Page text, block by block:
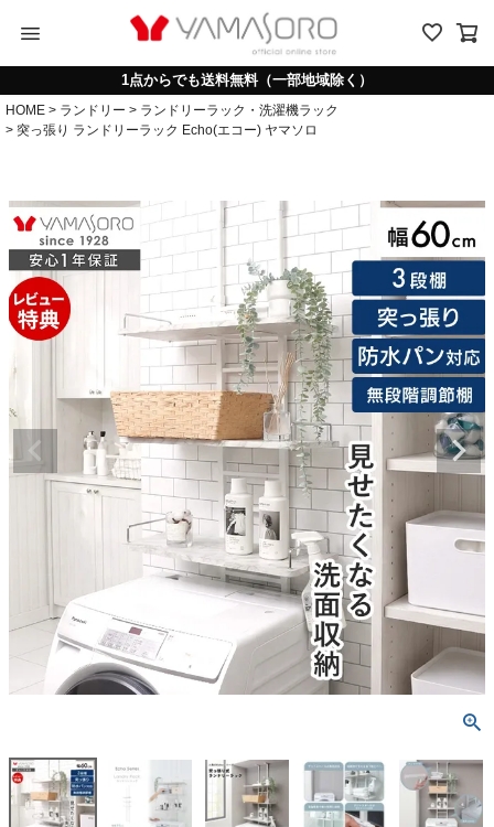
menu
1点からでも送料無料（一部地域除く）
HOME ランドリー
ランドリーラック・洗濯機ラック
突っ張り ランドリーラック Echo(エコー) ヤマソロ